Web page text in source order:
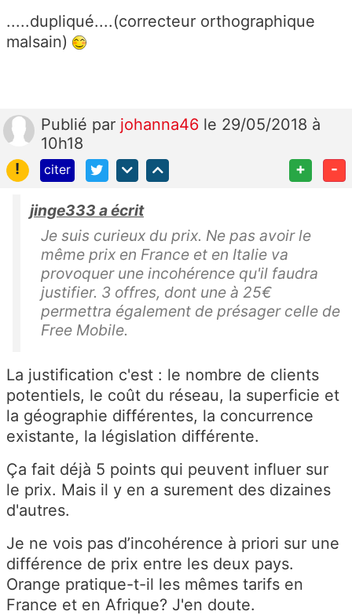
.....dupliqué....(correcteur orthographique
malsain)
Publié par johanna46 le 29/05/2018 à
10h18
!
citer + -
jinge333 a écrit
Je suis curieux du prix. Ne pas avoir le
même prix en France et en Italie va
provoquer une incohérence qu'il faudra
justifier. 3 offres, dont une à 25€
permettra également de présager celle de
Free Mobile.
La justification c'est : le nombre de clients
potentiels, le coût du réseau, la superficie et
la géographie différentes, la concurrence
existante, la législation différente.
Ça fait déjà 5 points qui peuvent influer sur
le prix. Mais il y en a surement des dizaines
d'autres.
Je ne vois pas d’incohérence à priori sur une
différence de prix entre les deux pays.
Orange pratique-t-il les mêmes tarifs en
France et en Afrique? J'en doute.